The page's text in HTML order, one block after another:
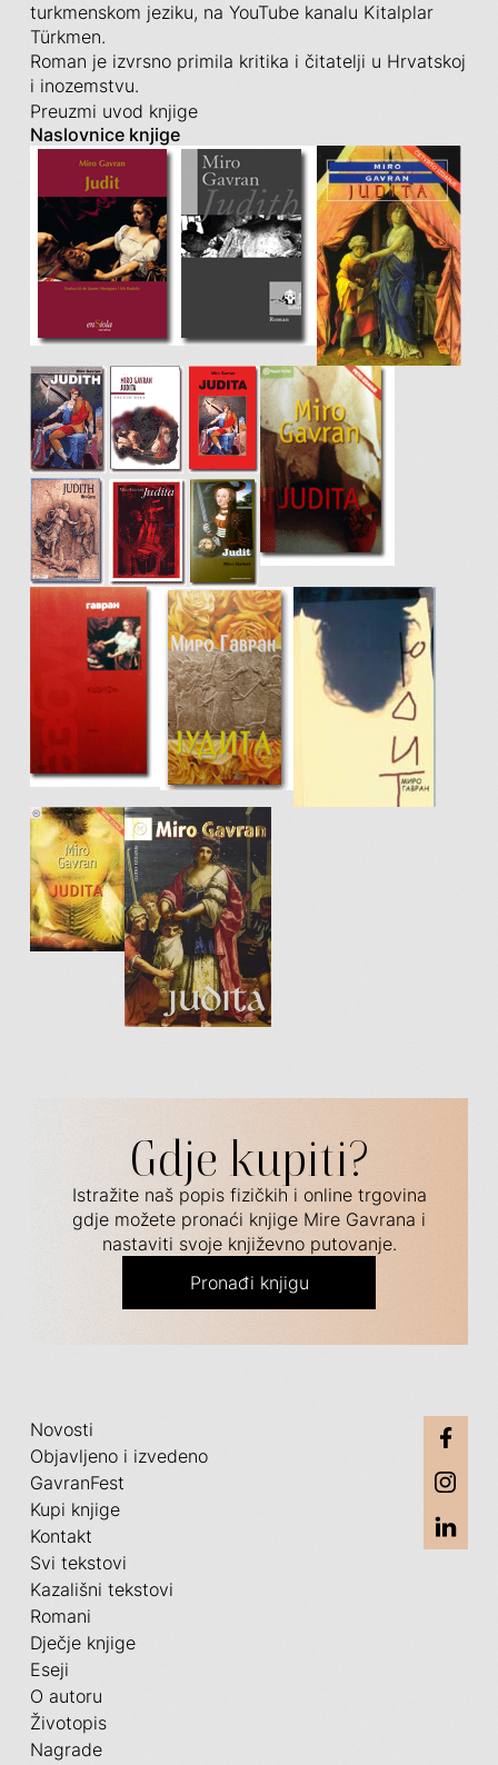
turkmenskom jeziku, na YouTube kanalu Kitalplar
Türkmen.
Roman je izvrsno primila kritika i čitatelji u Hrvatskoj
i inozemstvu.
Preuzmi uvod knjige
Naslovnice knjige
Gdje kupiti?
Istražite naš popis fizičkih i online trgovina
gdje možete pronaći knjige Mire Gavrana i
nastaviti svoje književno putovanje.
Pronađi knjigu
Novosti
Objavljeno i izvedeno
GavranFest
Kupi knjige
Kontakt
Svi tekstovi
Kazališni tekstovi
Romani
Dječje knjige
Eseji
O autoru
Životopis
Nagrade